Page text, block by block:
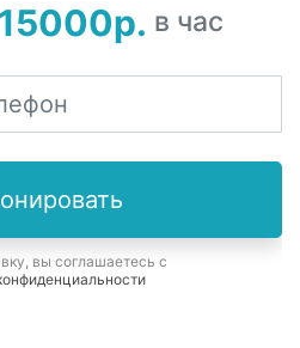
15000р. в час
вы соглашаетесь с